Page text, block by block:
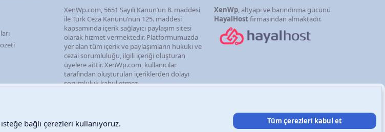
XenWp.com, 5651 Sayılı Kanun’un 8. maddesi
ile Türk Ceza Kanunu’nun 125. maddesi
kapsamında içerik sağlayıcı paylaşım sitesi
olarak hizmet vermektedir. Platformumuzda
yer alan tüm içerik ve paylaşımların hukuki ve
cezai sorumluluğu, ilgili içeriği oluşturan
üyelere aittir. XenWp.com, kullanıcılar
tarafından oluşturulan içeriklerden dolayı
sorumluluk kabul etmez.
XenWp, altyapı ve barındırma gücünü
HayalHost firmasından almaktadır.
Destek talepleri Gizlilik politikası Yardım Ana sayfa
bağlı çerezleri kullanıyoruz.
Tüm çerezleri kabul et